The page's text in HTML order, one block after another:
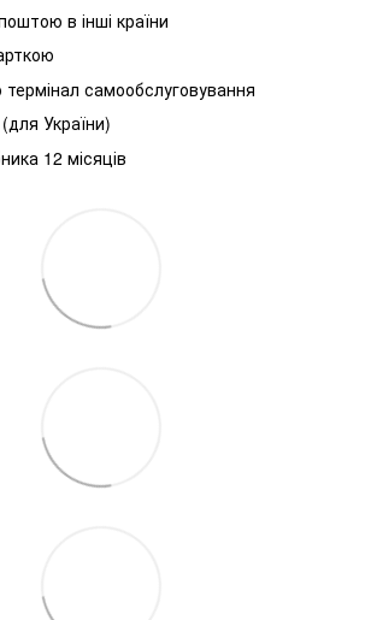
в інші країни
самообслуговування
(для України)
12 місяців